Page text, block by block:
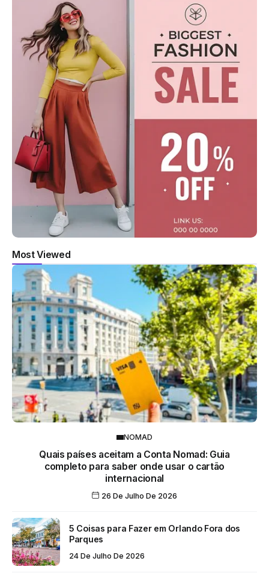
Most Viewed
NOMAD
Quais países aceitam a Conta Nomad: Guia
completo para saber onde usar o cartão
internacional
26 De Julho De 2026
5 Coisas para Fazer em Orlando Fora dos
Parques
24 De Julho De 2026